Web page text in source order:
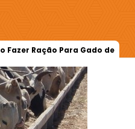
Fazer Ração Para Gado de